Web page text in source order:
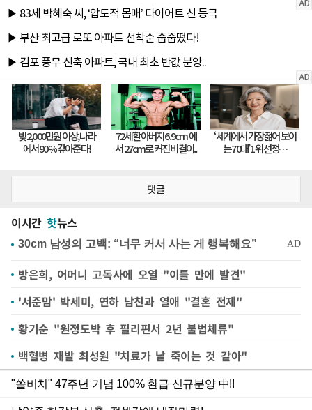
댓글
이시간 핫뉴스
방은희, 어머니 고독사에 오열 "이틀 만에 발견"
'서준맘' 박세미, 연하 남친과 열애 "결혼 전제"
황기순 "원정도박 후 필리핀서 2년 불법체류"
백혈병 재발 최성원 "치료가 날 죽이는 것 같아"